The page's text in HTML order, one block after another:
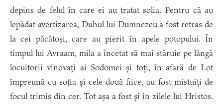
depins de felul în care ei au tratat solia. Pentru că au
lepădat avertizarea, Duhul lui Dumnezeu a fost retras de
la cei păcătoși, care au pierit în apele potopului. În
timpul lui Avraam, mila a încetat să mai stăruie pe lângă
locuitorii vinovați ai Sodomei și toți, în afară de Lot
împreună cu soția și cele două fiice, au fost mistuiți de
focul trimis din cer. Tot așa a fost și în zilele lui Hristos.